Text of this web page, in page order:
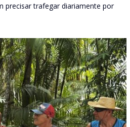
precisar trafegar diariamente por